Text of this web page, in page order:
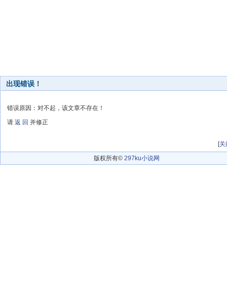
出现错误！
错误原因：对不起，该文章不存在！
请 返 回 并修正
[关
版权所有© 297ku小说网